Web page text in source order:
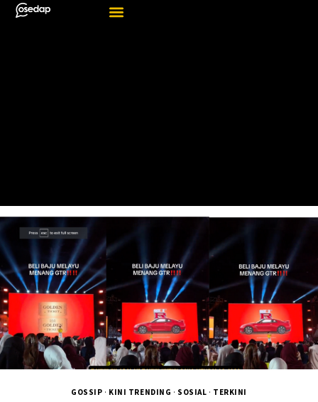
GOSSIP · KINI TRENDING · SOSIAL · TERKINI